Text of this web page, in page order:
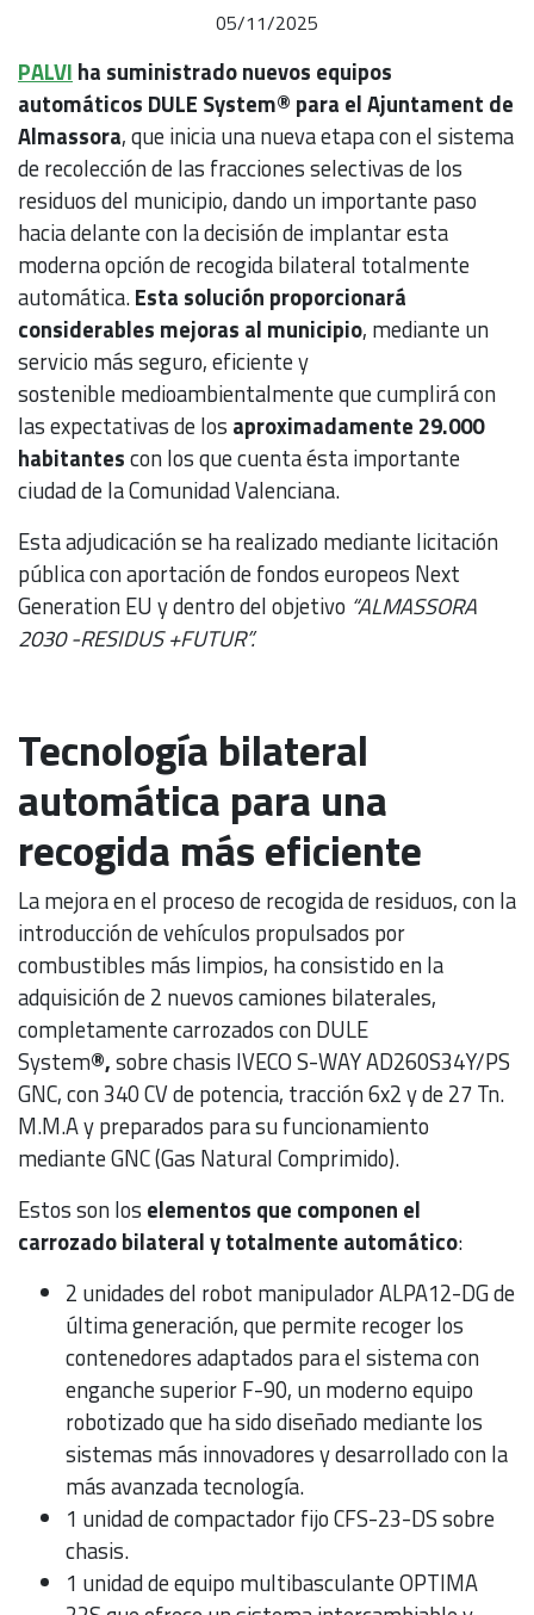
05/11/2025
PALVI ha suministrado nuevos equipos
automáticos DULE System® para el Ajuntament de
Almassora, que inicia una nueva etapa con el sistema
de recolección de las fracciones selectivas de los
residuos del municipio, dando un importante paso
hacia delante con la decisión de implantar esta
moderna opción de recogida bilateral totalmente
automática.Esta solución proporcionará
considerables mejoras al municipio, mediante un
servicio más seguro, eficiente y
sostenible medioambientalmente que cumplirá con
las expectativas de los aproximadamente 29.000
habitantescon los que cuenta ésta importante
ciudad de la Comunidad Valenciana.
Esta adjudicación se ha realizado mediante licitación
pública con aportación de fondos europeos Next
Generation EU y dentro del objetivo “ALMASSORA
2030 -RESIDUS +FUTUR”.
Tecnología bilateral
automática para una
recogida más eficiente
La mejora en el proceso de recogida de residuos, con la
introducción de vehículos propulsados por
combustibles más limpios, ha consistido en la
adquisición de 2 nuevos camiones bilaterales,
completamente carrozados con DULE
System®,sobre chasis IVECO S-WAY AD260S34Y/PS
GNC, con 340 CV de potencia, tracción 6x2 y de 27 Tn.
M.M.A y preparados para su funcionamiento
mediante GNC (Gas Natural Comprimido).
Estos son los elementos que componen el
carrozado bilateral y totalmente automático:
2 unidades del robot manipulador ALPA12-DG de
última generación, que permite recoger los
contenedores adaptados para el sistema con
enganche superior F-90, un moderno equipo
robotizado que ha sido diseñado mediante los
sistemas más innovadores y desarrollado con la
más avanzada tecnología.
1 unidad de compactador fijo CFS-23-DS sobre
chasis.
1 unidad de equipo multibasculante OPTIMA